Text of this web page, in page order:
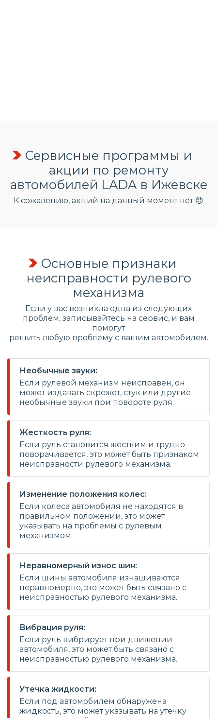
Сервисные программы и
акции по ремонту
автомобилей LADA в Ижевске
К сожалению, акций на данный момент нет 😞
Основные признаки
неисправности рулевого
механизма
Если у вас возникла одна из следующих
проблем, записывайтесь на сервис, и вам
помогут
решить любую проблему с вашим автомобилем.
Необычные звуки:
Если рулевой механизм неисправен, он
может издавать скрежет, стук или другие
необычные звуки при повороте руля.
Жесткость руля:
Если руль становится жестким и трудно
поворачивается, это может быть признаком
неисправности рулевого механизма.
Изменение положения колес:
Если колеса автомобиля не находятся в
правильном положении, это может
указывать на проблемы с рулевым
механизмом.
Неравномерный износ шин:
Если шины автомобиля изнашиваются
неравномерно, это может быть связано с
неисправностью рулевого механизма.
Вибрация руля:
Если руль вибрирует при движении
автомобиля, это может быть связано с
неисправностью рулевого механизма.
Утечка жидкости:
Если под автомобилем обнаружена
жидкость, это может указывать на утечку